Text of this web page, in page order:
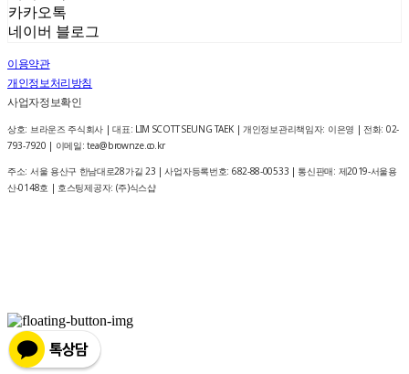
카카오톡
네이버 블로그
이용약관
개인정보처리방침
사업자정보확인
상호: 브라운즈 주식회사 | 대표: LIM SCOTT SEUNG TAEK | 개인정보관리책임자: 이은영 | 전화: 02-
793-7920 | 이메일: tea@brownze.co.kr
주소: 서울 용산구 한남대로28가길 23 | 사업자등록번호: 682-88-00533 | 통신판매: 제2019-서울용
산-0148호 | 호스팅제공자: (주)식스샵